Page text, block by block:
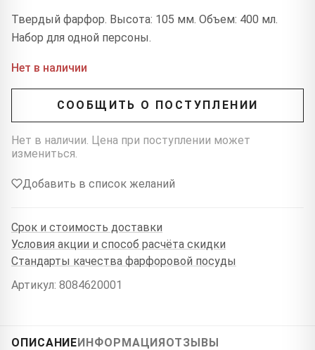
Твердый фарфор. Высота: 105 мм. Объем: 400 мл.
Набор для одной персоны.
Нет в наличии
СООБЩИТЬ О ПОСТУПЛЕНИИ
Нет в наличии. Цена при поступлении может
измениться.
Добавить в список желаний
Срок и стоимость доставки
Условия акции и способ расчёта скидки
Стандарты качества фарфоровой посуды
Артикул: 8084620001
ОПИСАНИЕИНФОРМАЦИЯОТЗЫВЫ